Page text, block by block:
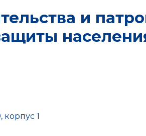
и
корпус 1